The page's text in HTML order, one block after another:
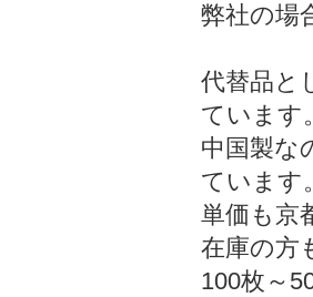
弊社の場
代替品と
ています
中国製な
ています
単価も京
在庫の方
100枚～